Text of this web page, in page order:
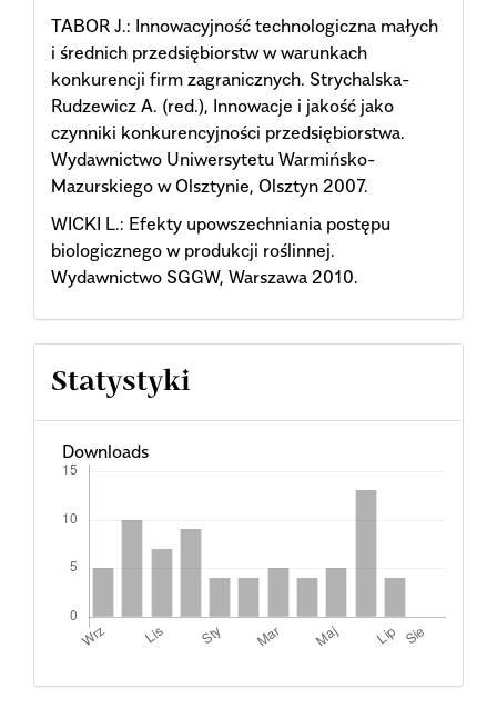
TABOR J.: Innowacyjność technologiczna małych
i średnich przedsiębiorstw w warunkach
konkurencji firm zagranicznych. Strychalska-
Rudzewicz A. (red.), Innowacje i jakość jako
czynniki konkurencyjności przedsiębiorstwa.
Wydawnictwo Uniwersytetu Warmińsko-
Mazurskiego w Olsztynie, Olsztyn 2007.
WICKI L.: Efekty upowszechniania postępu
biologicznego w produkcji roślinnej.
Wydawnictwo SGGW, Warszawa 2010.
Statystyki
Downloads